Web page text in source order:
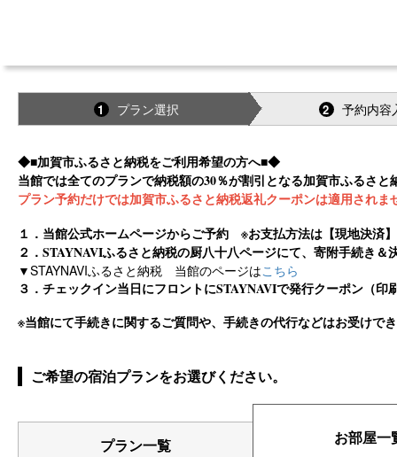
1 プラン選択 2 予約内容
◆■加賀市ふるさと納税をご利用希望の方へ■◆
当館では全てのプランで納税額の30％が割引となる加賀市ふるさ
プラン予約だけでは加賀市ふるさと納税返礼クーポンは適用されま
１．当館公式ホームページからご予約 ※お支払方法は【現地決済
２．STAYNAVIふるさと納税の厨八十八ページにて、寄附手続き
▼STAYNAVIふるさと納税 当館のページはこちら
３．チェックイン当日にフロントにSTAYNAVIで発行クーポン（
※当館にて手続きに関するご質問や、手続きの代行などはお受けで
ご希望の宿泊プランをお選びください。
プラン一覧 お部屋一